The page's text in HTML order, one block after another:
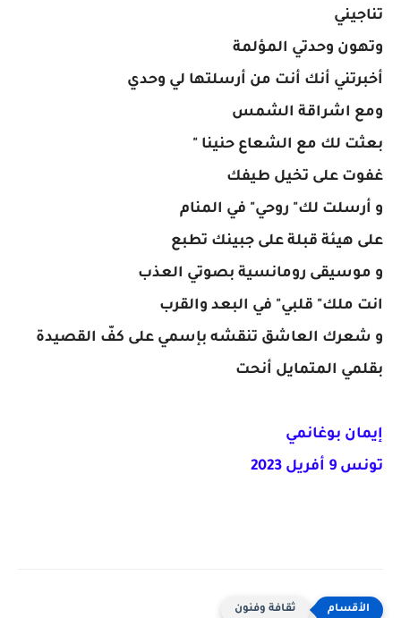
تناجيني
وتهون وحدتي المؤلمة
أخبرتني أنك أنت من أرسلتها لي وحدي
ومع اشراقة الشمس
بعثت لك مع الشعاع حنينا "
غفوت على تخيل طيفك
و أرسلت لك" روحي" في المنام
على هيئة قبلة على جبينك تطبع
و موسيقى رومانسية بصوتي العذب
انت ملك" قلبي" في البعد والقرب
و شعرك العاشق تنقشه بإسمي على كفّ القصيدة
بقلمي المتمايل أنحت
إيمان بوغانمي
تونس 9 أفريل 2023
ثقافة وفنون